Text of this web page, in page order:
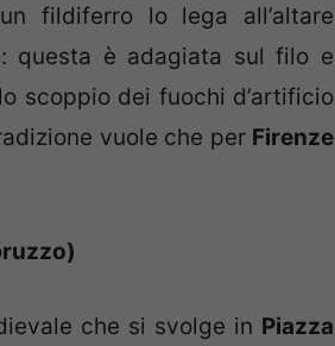
fildiferro lo lega all’altare
: questa è adagiata sul filo e
scoppio dei fuochi d’artificio
vuole che per Firenze
che si svolge in Piazza